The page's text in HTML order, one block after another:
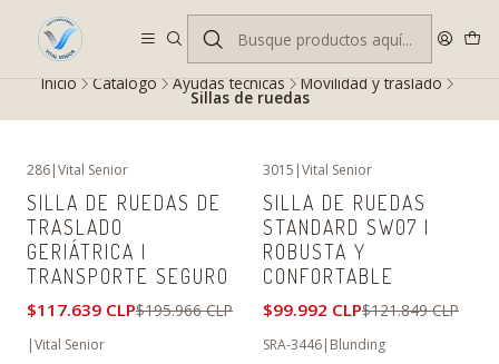
Despacho gratis en RM desde $100.000. Revisa las condiciones.
Inicio Catálogo Ayudas técnicas Movilidad y traslado
Sillas de ruedas
286|Vital Senior
SILLA DE RUEDAS DE
TRASLADO
GERIÁTRICA |
TRANSPORTE SEGURO
$117.639 CLP$195.966 CLP
3015 |Vital Senior
SILLA DE RUEDAS
STANDARD SW07 |
ROBUSTA Y
CONFORTABLE
$99.992 CLP$121.849 CLP
|Vital Senior SRA-3446| Blunding